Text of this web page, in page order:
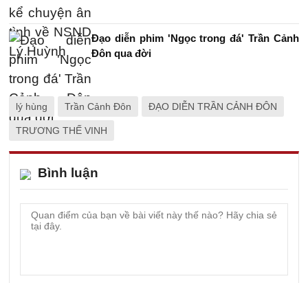
Đạo diễn phim 'Ngọc trong đá' Trần Cảnh
Đôn qua đời
lý hùng Trần Cảnh Đôn ĐẠO DIỄN TRẦN CẢNH ĐÔN
TRƯƠNG THẾ VINH
Bình luận